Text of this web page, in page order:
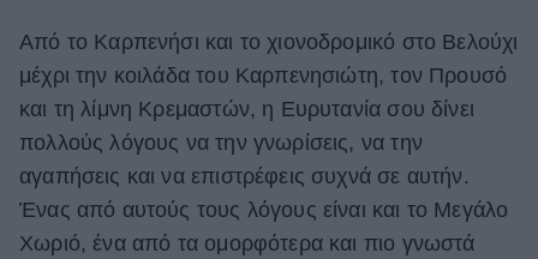
Green
Αφιερώματα
ΒΟΞ
Από το Καρπενήσι και το χιονοδρομικό στο Βελούχι
μέχρι την κοιλάδα του Καρπενησιώτη, τον Προυσό
και τη λίμνη Κρεμαστών, η Ευρυτανία σου δίνει
πολλούς λόγους να την γνωρίσεις, να την
αγαπήσεις και να επιστρέφεις συχνά σε αυτήν.
Ένας από αυτούς τους λόγους είναι και το Μεγάλο
Χωριό, ένα από τα ομορφότερα και πιο γνωστά